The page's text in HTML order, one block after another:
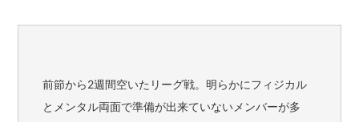
前節から2週間空いたリーグ戦。明らかにフィジカル
とメンタル両面で準備が出来ていないメンバーが多